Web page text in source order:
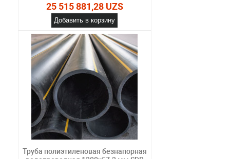
25 515 881,28 UZS
Добавить в корзину
Труба полиэтиленовая безнапорная